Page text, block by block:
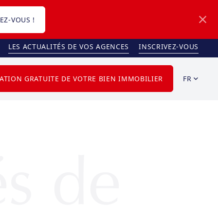
VOUS !
LES ACTUALITÉS DE VOS AGENCES INSCRIVEZ-VOUS
GRATUITE DE VOTRE BIEN IMMOBILIER FR